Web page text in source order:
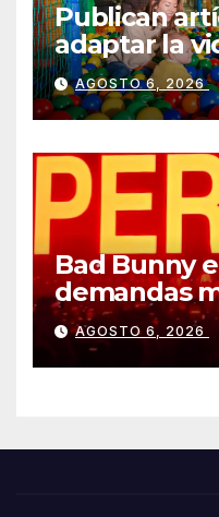
Publican
adaptar la
los hijos
AGOSTO 6, 2026
Bad Bunny
demandas
uso no
femeninas
AGOSTO 6, 2026